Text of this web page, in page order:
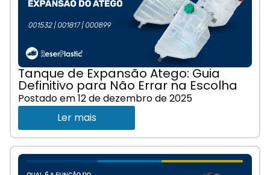
Tanque de Expansão Atego: Guia
Definitivo para Não Errar na Escolha
Postado em12 de dezembro de 2025
Ler mais